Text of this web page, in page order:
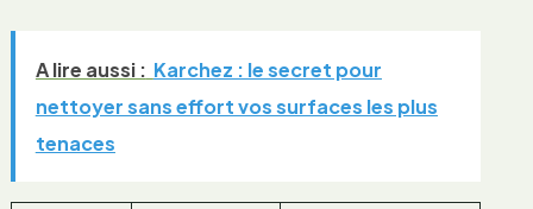
A lire aussi : Karchez : le secret pour
nettoyer sans effort vos surfaces les plus
tenaces